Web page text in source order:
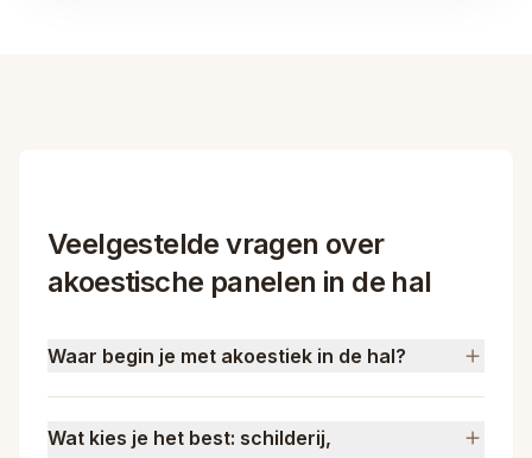
Veelgestelde vragen over
akoestische panelen in de hal
Waar begin je met akoestiek in de hal?
Wat kies je het best: schilderij,